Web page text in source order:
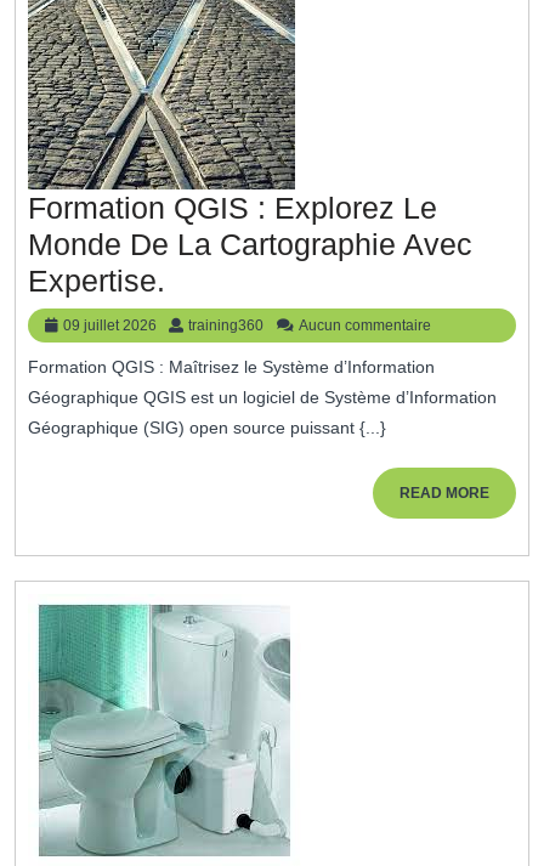
Formation QGIS : Explorez Le
Monde De La Cartographie Avec
Expertise.
QGIS
:
Explorez
Le
Avec
Expertise.
09 juillet 2026
09
juillet
2026
training360 training360
Aucun commentaire
Formation QGIS : Maîtrisez le Système d’Information
Géographique QGIS est un logiciel de Système d’Information
Géographique (SIG) open source puissant {...}
READ MOREREAD
MORE